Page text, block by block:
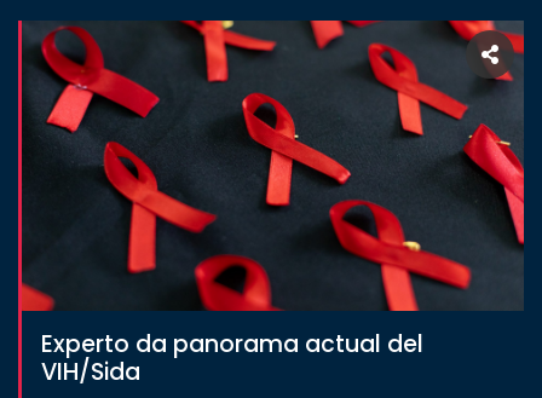
Experto da panorama actual del
VIH/Sida